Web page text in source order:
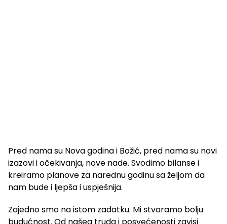
Pred nama su Nova godina i Božić, pred nama su novi
izazovi i očekivanja, nove nade. Svodimo bilanse i
kreiramo planove za narednu godinu sa željom da
nam bude i ljepša i uspješnija.
Zajedno smo na istom zadatku. Mi stvaramo bolju